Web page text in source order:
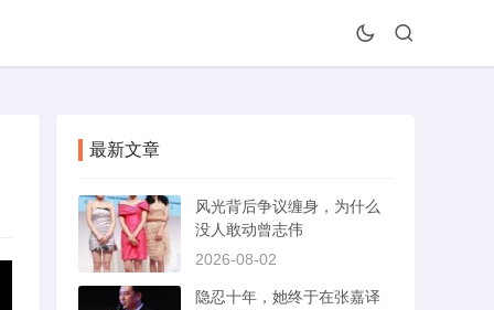
最新文章
风光背后争议缠身，为什么
没人敢动曾志伟
2026-08-02
隐忍十年，她终于在张嘉译